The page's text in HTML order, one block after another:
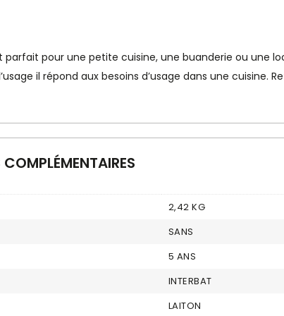
parfait pour une petite cuisine, une buanderie ou une
il répond aux besoins d’usage dans une
2,42 KG
SANS
5 ANS
INTERBAT
LAITON